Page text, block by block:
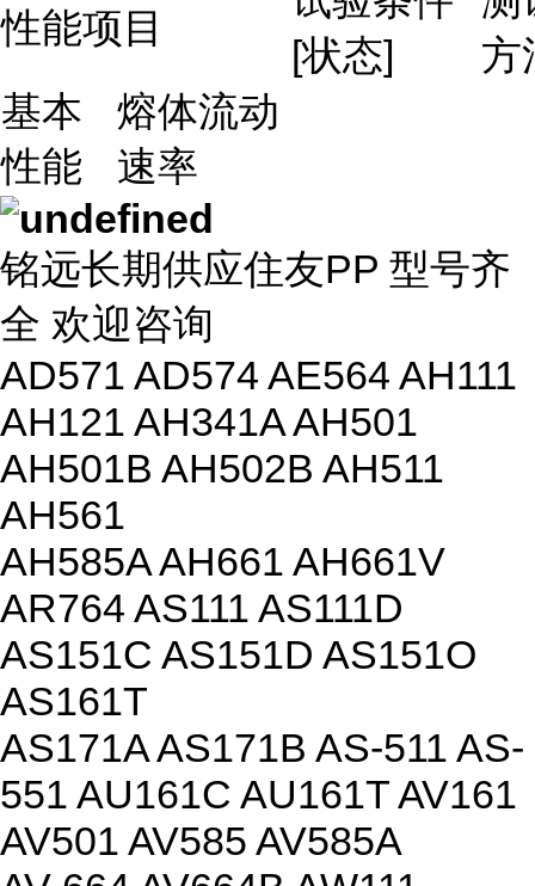
性能项目
[状态]
方
基本
性能
熔体流动
速率
铭远长期供应住友PP 型号齐
全 欢迎咨询
AD571 AD574 AE564 AH111
AH121 AH341A AH501
AH501B AH502B AH511
AH561
AH585A AH661 AH661V
AR764 AS111 AS111D
AS151C AS151D AS151O
AS161T
AS171A AS171B AS-511 AS-
551 AU161C AU161T AV161
AV501 AV585 AV585A